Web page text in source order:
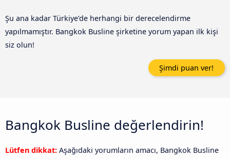
Şu ana kadar Türkiye’de herhangi bir derecelendirme
yapılmamıştır. Bangkok Busline şirketine yorum yapan ilk kişi
siz olun!
Şimdi puan ver!
Bangkok Busline değerlendirin!
Lütfen dikkat: Aşağıdaki yorumların amacı, Bangkok Busline